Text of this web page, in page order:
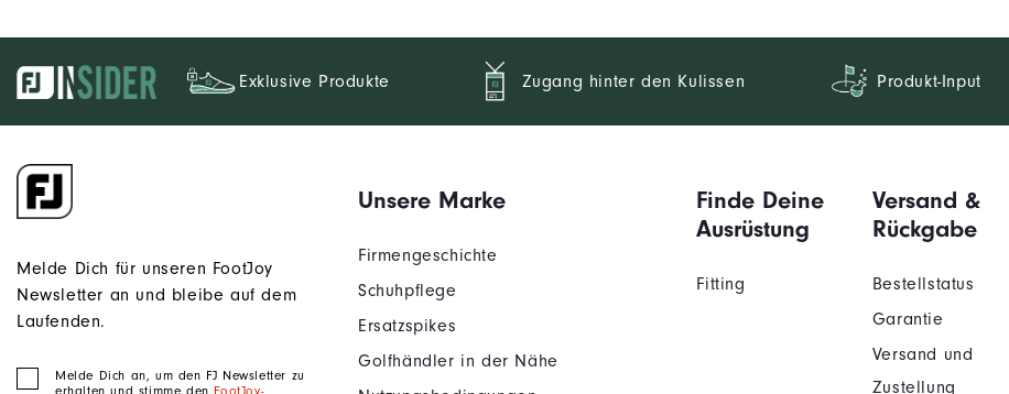
Exklusive Produkte Zugang hinter den Kulissen Produkt-Input
Melde Dich für unseren FootJoy
Newsletter an und bleibe auf dem
Laufenden.
Melde Dich an, um den FJ Newsletter zu
Unsere Marke
Firmengeschichte
Schuhpflege
Ersatzspikes
Golfhändler in der Nähe
Finde Deine
Ausrüstung
Fitting
Versand &
Rückgabe
Bestellstatus
Garantie
Versand und
Zustellung